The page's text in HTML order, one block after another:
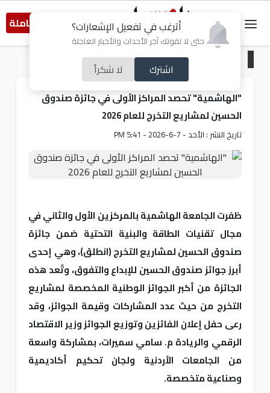
أترغب في تفعيل الإشعارات؟
حتى لا تفوتك آخر الأحداث والأخبار العاجلة
اشترك لا شكراً
النسخة الكاملة
خبر و صورة
"الهاشمية" تحصد المراكز الأولى في جائزة صندوق
الحسين لمشاريع التخرج للعام 2026
تاريخ النشر : الأحد - 7-6-2026 - 5:41 PM
ظفرت الجامعة الهاشمية بالمركزين الأول والثاني في
مجال تقنيات الطاقة والبنية التحتية ضمن جائزة
صندوق الحسين لمشاريع التخرج (انطلق)، وهي إحدى
أبرز جوائز صندوق الحسين للإبداع والتفوق، وتُعد هذه
الجائزة من أكبر الجوائز الوطنية المخصصة لمشاريع
التخرج من حيث عدد المشاركات وقيمة الجوائز، وقد
رعى حفل إعلان الفائزين وتوزيع الجوائز وزير الاقتصاد
الرقمي والريادة م. سامي سميرات، بمشاركة واسعة
من الجامعات الأردنية ولجان تحكيم أكاديمية
وصناعية متخصصة.